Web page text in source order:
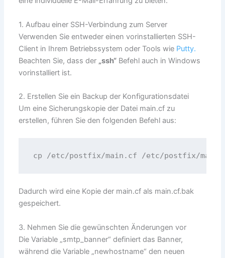
1. Aufbau einer SSH-Verbindung zum Server
Verwenden Sie entweder einen vorinstallierten SSH-
Client in Ihrem Betriebssystem oder Tools wie Putty.
Beachten Sie, dass der „ssh“ Befehl auch in Windows
vorinstalliert ist.
2. Erstellen Sie ein Backup der Konfigurationsdatei
Um eine Sicherungskopie der Datei main.cf zu
erstellen, führen Sie den folgenden Befehl aus:
cp /etc/postfix/main.cf /etc/postfix/
Dadurch wird eine Kopie der main.cf als main.cf.bak
gespeichert.
3. Nehmen Sie die gewünschten Änderungen vor
Die Variable „smtp_banner“ definiert das Banner,
während die Variable „newhostname“ den neuen